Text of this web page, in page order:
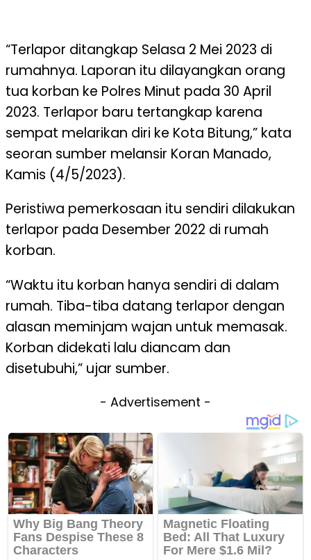
“Terlapor ditangkap Selasa 2 Mei 2023 di
rumahnya. Laporan itu dilayangkan orang
tua korban ke Polres Minut pada 30 April
2023. Terlapor baru tertangkap karena
sempat melarikan diri ke Kota Bitung,” kata
seoran sumber melansir Koran Manado,
Kamis (4/5/2023).
Peristiwa pemerkosaan itu sendiri dilakukan
terlapor pada Desember 2022 di rumah
korban.
“Waktu itu korban hanya sendiri di dalam
rumah. Tiba-tiba datang terlapor dengan
alasan meminjam wajan untuk memasak.
Korban didekati lalu diancam dan
disetubuhi,” ujar sumber.
- Advertisement -